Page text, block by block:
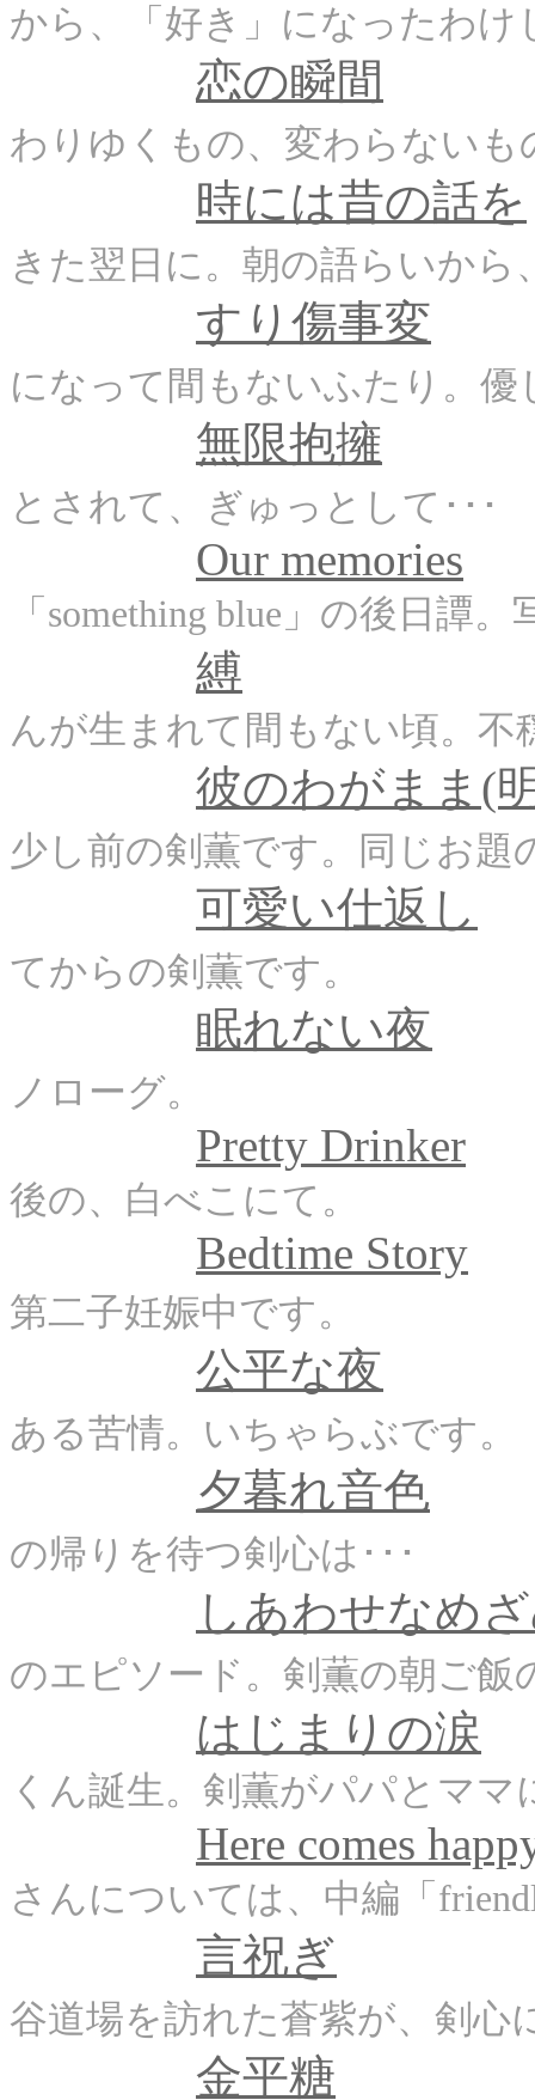
から、「好き」になったわけ
恋の瞬間
わりゆくもの、変わらないも
時には昔の話を
きた翌日に。朝の語らいから
すり傷事変
になって間もないふたり。
無限抱擁
とされて、ぎゅっとして･･･
Our memories
「something blue」の後日譚
縛
んが生まれて間もない頃。
彼のわがまま(
少し前の剣薫です。同じお題
可愛い仕返し
てからの剣薫です。
眠れない夜
ノローグ。
Pretty Drinker
後の、白べこにて。
Bedtime Story
第二子妊娠中です。
公平な夜
ある苦情。いちゃらぶです。
夕暮れ音色
の帰りを待つ剣心は･･･
しあわせなめ
のエピソード。剣薫の朝ご飯
はじまりの涙
くん誕生。剣薫がパパとママ
Here comes
さんについては、中編「
言祝ぎ
谷道場を訪れた蒼紫が、剣心
金平糖